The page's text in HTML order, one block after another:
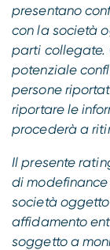
presentano
con la società
parti collegate.
potenziale
persone
riportare le
procederà a
Il presente
di
società
affidamento
soggetto a